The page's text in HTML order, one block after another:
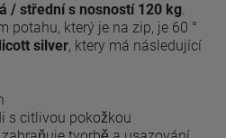
/ střední s nosností 120 kg.
potahu, který je na zip, je 60 °
silver, ktery má následující
s citlivou pokožkou